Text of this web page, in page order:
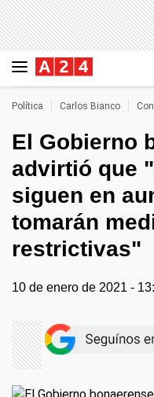
Política Carlos Bianco
El Gobierno
advirtió que
siguen en
tomarán
restrictivas"
10 de enero de 2021 -